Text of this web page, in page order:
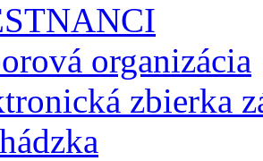
organizácia
zbierka